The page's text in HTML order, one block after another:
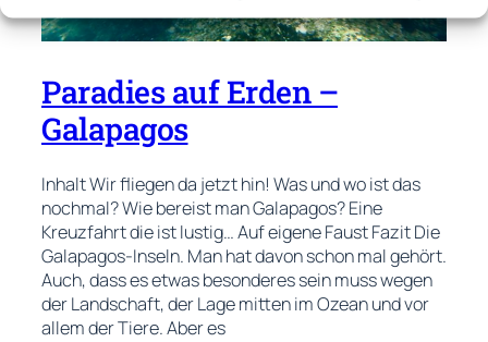
Paradies auf Erden –
Galapagos
Inhalt Wir fliegen da jetzt hin! Was und wo ist das
nochmal? Wie bereist man Galapagos? Eine
Kreuzfahrt die ist lustig… Auf eigene Faust Fazit Die
Galapagos-Inseln. Man hat davon schon mal gehört.
Auch, dass es etwas besonderes sein muss wegen
der Landschaft, der Lage mitten im Ozean und vor
allem der Tiere. Aber es